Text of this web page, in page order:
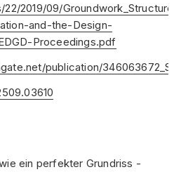
2019/09/
and-the-Design-
Proceedings.pdf
publication/
ein perfekter Grundriss -